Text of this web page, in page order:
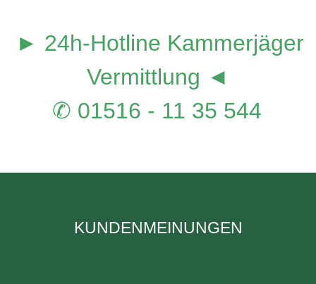
► 24h-Hotline Kammerjäger
Vermittlung ◄
✆ 01516 - 11 35 544
KUNDENMEINUNGEN